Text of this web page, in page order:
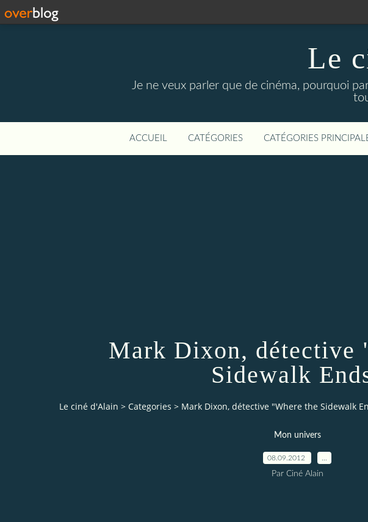
Le
Je ne veux parler que de cinéma, pourquoi
ACCUEIL CATÉGORIES CATÉGORIES
Mark Dixon, détective
Sidewalk
Le ciné d'Alain > Categories > Mark Dixon, détective "Where the Sidewalk
Mon univers
08.09.2012
Par Ciné Alain